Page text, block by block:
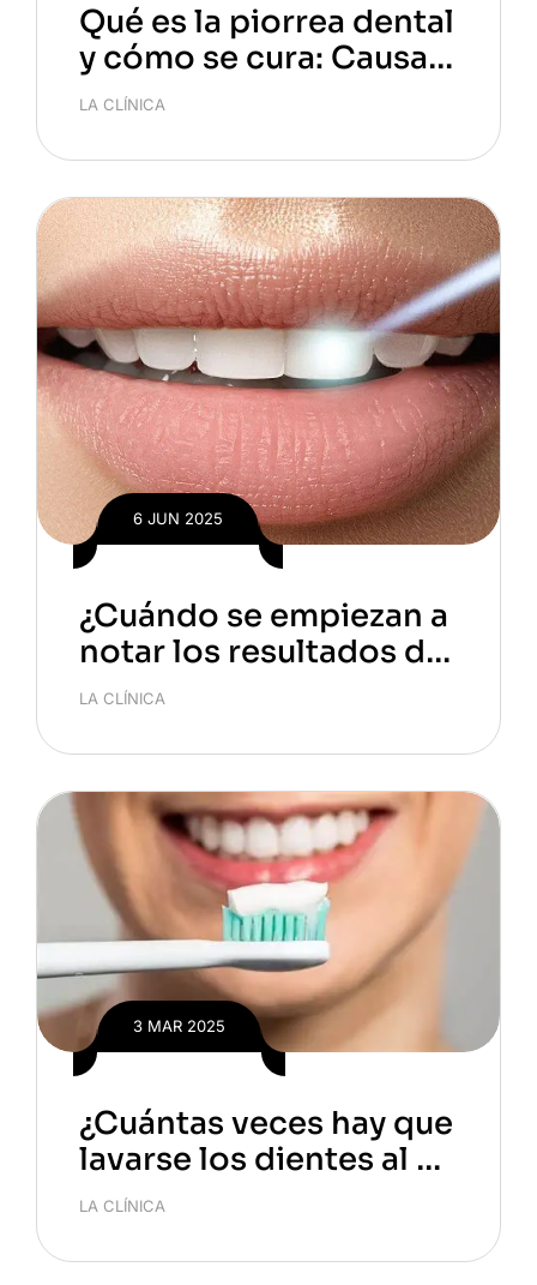
Qué es la piorrea dental
y cómo se cura: Causas,
síntomas y tratamiento
LA CLÍNICA
6 JUN 2025
¿Cuándo se empiezan a
notar los resultados del
blanqueamiento denta
e te cuenta
LA CLÍNICA
3 MAR 2025
¿Cuántas veces hay que
lavarse los dientes al dí
a para una salud bucal ó
LA CLÍNICA